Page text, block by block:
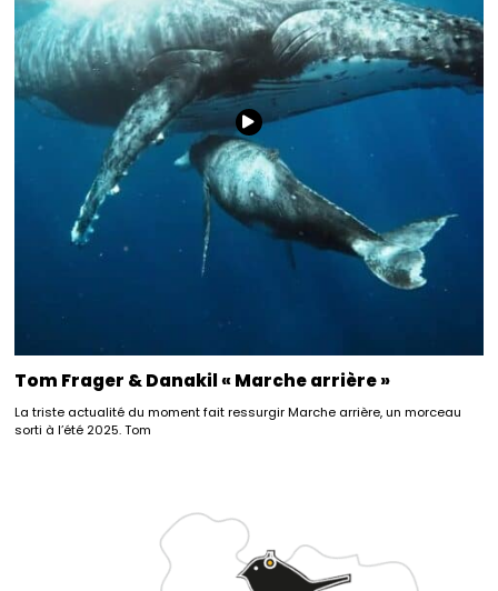
Tom Frager & Danakil « Marche arrière »
La triste actualité du moment fait ressurgir Marche arrière, un morceau
sorti à l’été 2025. Tom